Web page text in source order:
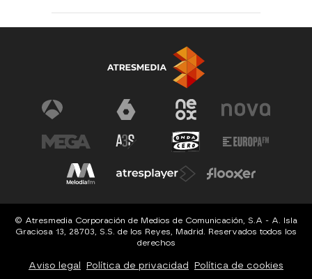
© Atresmedia Corporación de Medios de Comunicación, S.A - A. Isla
Graciosa 13, 28703, S.S. de los Reyes, Madrid. Reservados todos los
derechos
Aviso legal Política de privacidad Política de cookies